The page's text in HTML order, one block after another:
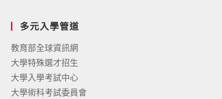
多元入學管道
教育部全球資訊網
大學特殊選才招生
大學入學考試中心
大學術科考試委員會